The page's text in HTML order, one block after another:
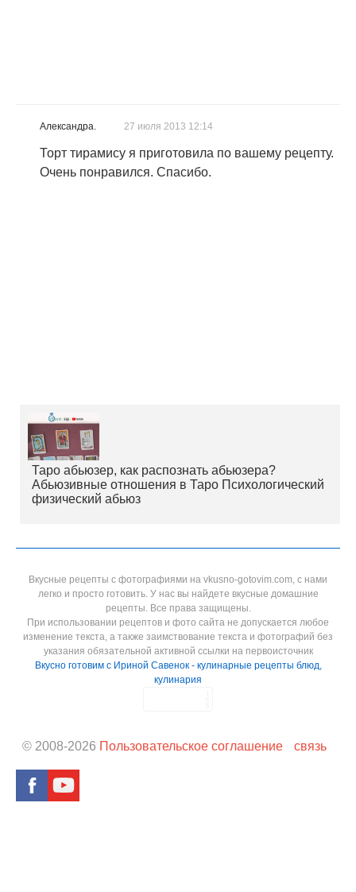
Александра. 27 июля 2013 12:14
Торт тирамису я приготовила по вашему рецепту.
Очень понравился. Спасибо.
Таро абьюзер, как распознать абьюзера?
Абьюзивные отношения в Таро Психологический
физический абьюз
Вкусные рецепты с фотографиями на vkusno-gotovim.com, с нами
легко и просто готовить. У нас вы найдете вкусные домашние
рецепты. Все права защищены.
При использовании рецептов и фото сайта не допускается любое
изменение текста, а также заимствование текста и фотографий без
указания обязательной активной ссылки на первоисточник
Вкусно готовим с Ириной Савенок - кулинарные рецепты блюд,
кулинария
© 2008-2026 Пользовательское соглашение связь